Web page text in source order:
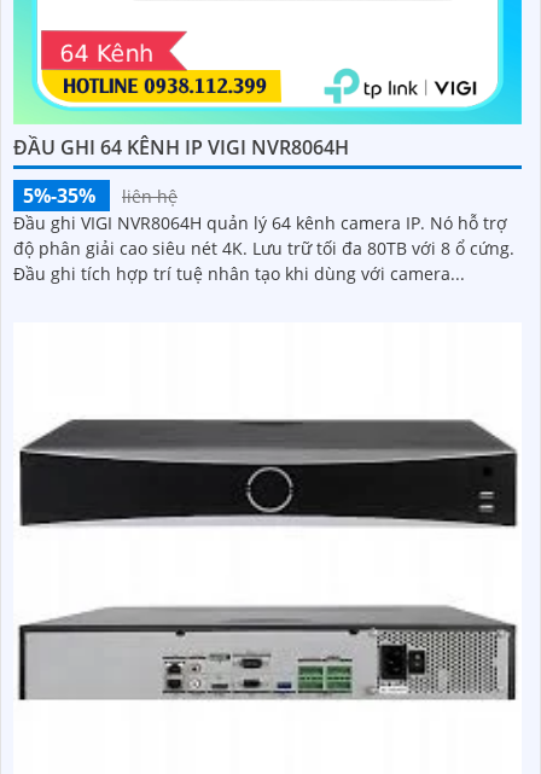
ĐẦU GHI 64 KÊNH IP VIGI NVR8064H
5%-35%
liên hệ
Đầu ghi VIGI NVR8064H quản lý 64 kênh camera IP. Nó hỗ trợ
độ phân giải cao siêu nét 4K. Lưu trữ tối đa 80TB với 8 ổ cứng.
Đầu ghi tích hợp trí tuệ nhân tạo khi dùng với camera...